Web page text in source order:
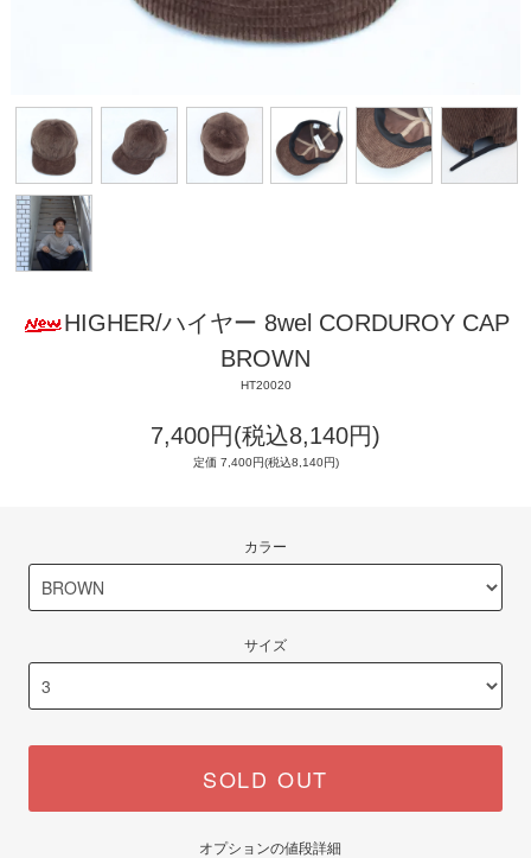
HIGHER/ハイヤー 8wel CORDUROY CAP
BROWN
HT20020
7,400円(税込8,140円)
定価 7,400円(税込8,140円)
カラー
サイズ
SOLD OUT
オプションの値段詳細